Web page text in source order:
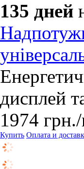
135 дней
дисплей
1974 грн.
Купить Оплата и